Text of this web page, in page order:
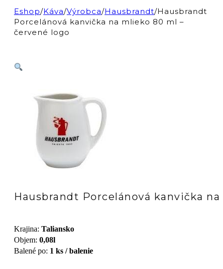
Eshop/Káva/Výrobca/Hausbrandt/Hausbrandt
Porcelánová kanvička na mlieko 80 ml –
červené logo
Hausbrandt Porcelánová kanvička
Krajina: Taliansko
Objem: 0,08l
Balené po: 1 ks / balenie